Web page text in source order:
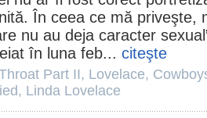
În ceea ce mă priveşte,
nu au deja caracter
în luna feb... citeşte
Part II, Lovelace,
, Linda Lovelace